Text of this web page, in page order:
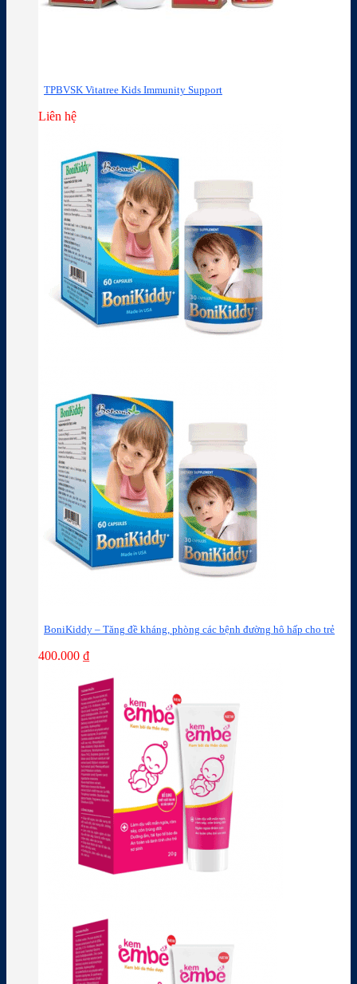
TPBVSK Vitatree Kids Immunity Support
Liên hệ
BoniKiddy – Tăng đề kháng, phòng các bệnh đường hô hấp cho trẻ
400.000 ₫